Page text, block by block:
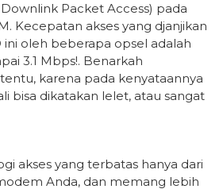
Packet Access) pada
Kecepatan akses yang djanjikan
oleh beberapa opsel adalah
3.1 Mbps!. Benarkah
karena pada kenyataannya
bisa dikatakan lelet, atau sangat
akses yang terbatas hanya dari
Anda, dan memang lebih